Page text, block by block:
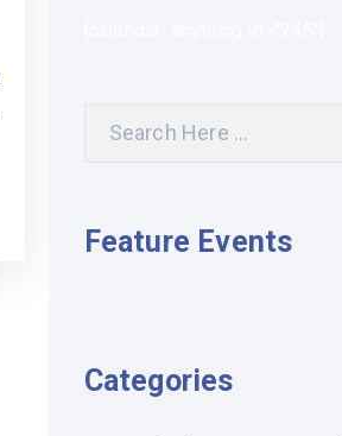
Feature Events
Categories